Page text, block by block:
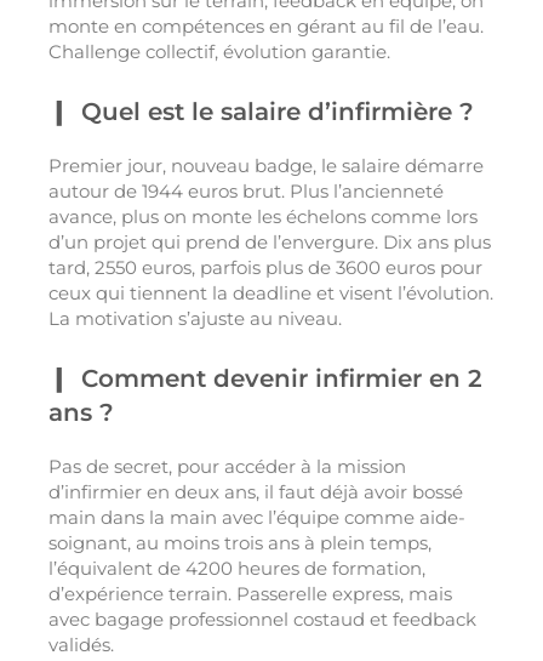
monte en compétences en gérant au fil de l’eau.
Challenge collectif, évolution garantie.
Quel est le salaire d’infirmière ?
Premier jour, nouveau badge, le salaire démarre
autour de 1944 euros brut. Plus l’ancienneté
avance, plus on monte les échelons comme lors
d’un projet qui prend de l’envergure. Dix ans plus
tard, 2550 euros, parfois plus de 3600 euros pour
ceux qui tiennent la deadline et visent l’évolution.
La motivation s’ajuste au niveau.
Comment devenir infirmier en 2
ans ?
Pas de secret, pour accéder à la mission
d’infirmier en deux ans, il faut déjà avoir bossé
main dans la main avec l’équipe comme aide-
soignant, au moins trois ans à plein temps,
l’équivalent de 4200 heures de formation,
d’expérience terrain. Passerelle express, mais
avec bagage professionnel costaud et feedback
validés.